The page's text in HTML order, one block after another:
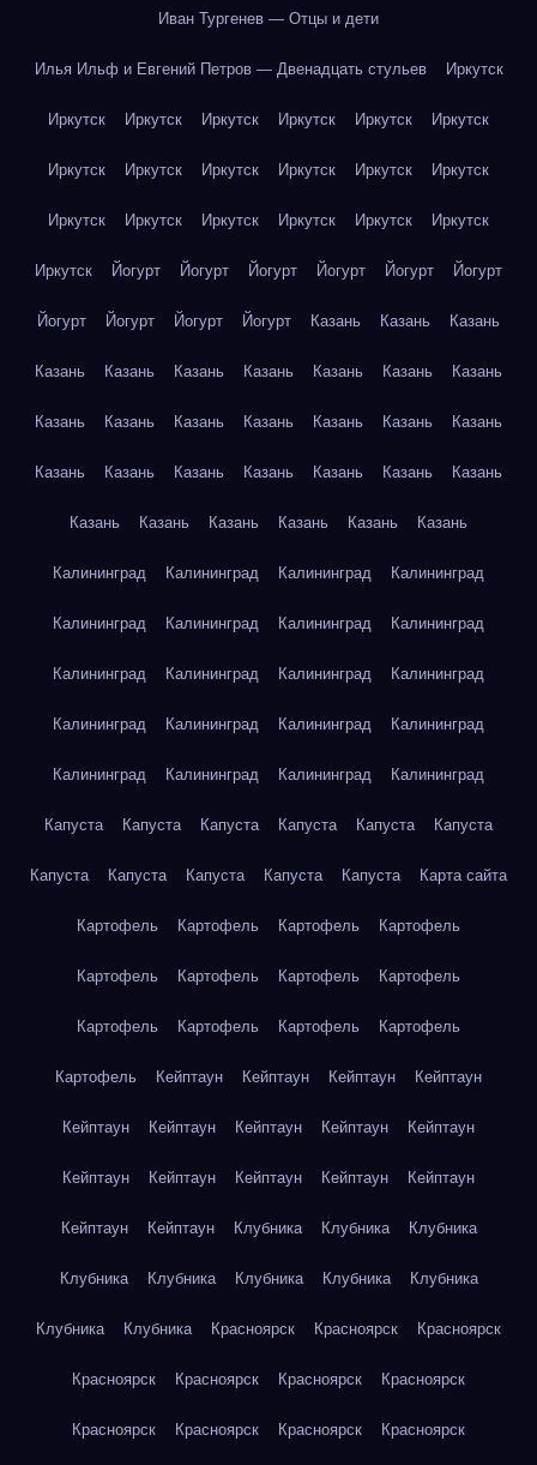
Иван Тургенев — Отцы и дети
Илья Ильф и Евгений Петров — Двенадцать стульев Иркутск
Иркутск Иркутск Иркутск Иркутск Иркутск Иркутск
Иркутск Иркутск Иркутск Иркутск Иркутск Иркутск
Иркутск Иркутск Иркутск Иркутск Иркутск Иркутск
Иркутск Йогурт Йогурт Йогурт Йогурт Йогурт Йогурт
Йогурт Йогурт Йогурт Йогурт Казань Казань Казань
Казань Казань Казань Казань Казань Казань Казань
Казань Казань Казань Казань Казань Казань Казань
Казань Казань Казань Казань Казань Казань Казань
Казань Казань Казань Казань Казань Казань
Калининград Калининград Калининград Калининград
Калининград Калининград Калининград Калининград
Калининград Калининград Калининград Калининград
Калининград Калининград Калининград Калининград
Калининград Калининград Калининград Калининград
Капуста Капуста Капуста Капуста Капуста Капуста
Капуста Капуста Капуста Капуста Капуста Карта сайта
Картофель Картофель Картофель Картофель
Картофель Картофель Картофель Картофель
Картофель Картофель Картофель Картофель
Картофель Кейптаун Кейптаун Кейптаун Кейптаун
Кейптаун Кейптаун Кейптаун Кейптаун Кейптаун
Кейптаун Кейптаун Кейптаун Кейптаун Кейптаун
Кейптаун Кейптаун Клубника Клубника Клубника
Клубника Клубника Клубника Клубника Клубника
Клубника Клубника Красноярск Красноярск Красноярск
Красноярск Красноярск Красноярск Красноярск
Красноярск Красноярск Красноярск Красноярск